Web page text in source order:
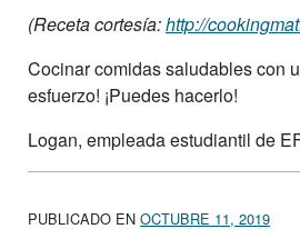
(Receta cortesía:http://
Cocinar comidas saludables con
esfuerzo! ¡Puedes hacerlo!
Logan, empleada estudiantil de
PUBLICADO EN OCTUBRE 11, 2019